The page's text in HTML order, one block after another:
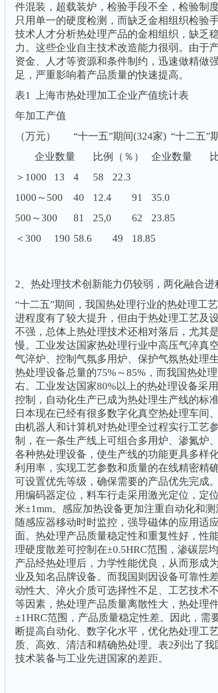
件混装，超载装炉，检验手段不全，检验制
只用单一的硬度检测，而缺乏金相组织检验
技术人才分析热处理产品的金相组织，缺乏
力。这些企业自主技术改造能力很弱。由于
资金、人才等资源和条件制约，迅速做精做
足，严重影响着产品质量的快速提高。
表1 上海市热处理加工企业产值统计表
年加工产值
（万元）
“十一五”期间(324家) “十二五”
企业数量
比例（％） 企业数量
＞1000
13 4 58
22.3
1000～500
40 12.4 91
35.0
500～300
81 25,0 62
23.85
＜300
190 58.6 49 18.85
2、热处理技术创新能力仍较弱，两化融合进
“十二五”期间，我国热处理行业的热处理工
进程度有了较大提升，但由于热处理工艺及
不强，总体上热处理技术还相对落后，尤其
慢。工业发达国家热处理行业中高压气淬真
气淬炉、控制气氛多用炉、保护气氛热处理
热处理设备总量的75%～85%，而我国热处
右。工业发达国家80%以上的热处理设备采
控制，自动化生产已成为热处理生产线的标
日本现在已经有很多数字化真空热处理车间
由机器人和计算机对热处理全过程实行工艺
制，在一条生产线上可组合多用炉、渗氮炉
各种热处理设备，使生产线的功能更具多样
利用率，实现工艺参数和质量的在线精密精
可设置优先等级，确保需要的产品优先完成
用编码器定位，料车行走采用激光定位，定
米±1mm。感应加热设备更加注重自动化和
随感应器移动时时监控，强导磁体的应用适
面。热处理产品质量稳定性和重复性好，性
理硬度散差可控制在±0.5HRC范围，渗碳层
产品经热处理后，力学性能优良，从而形成
业及知名品牌设备。而我国则因设备可靠性
动性大、淬火介质可选择性不足、工艺技术
等因素，热处理产品质量离散性大，热处理
±1HRC范围，产品质量稳定性差。因此，需
断提高自动化、数字化水平，优化热处理工
质、高效、清洁和精确热处理。表2列出了
技术装备与工业先进国家的差距。